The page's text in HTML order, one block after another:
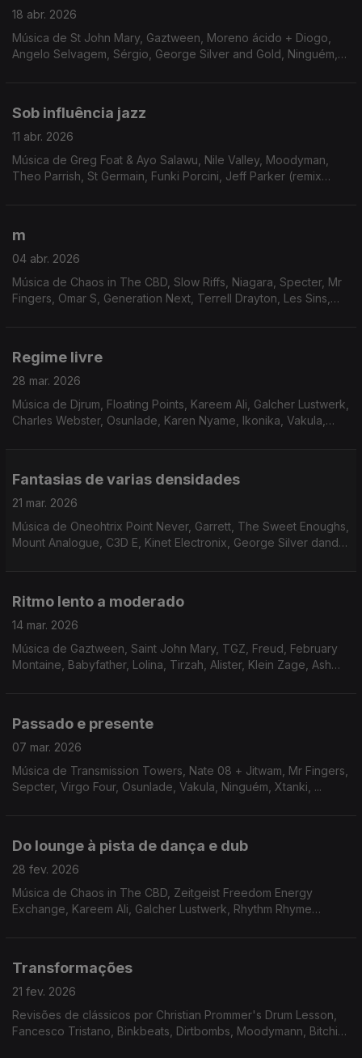
18 abr. 2026
Música de St John Mary, Gaztween, Moreno ácido + Diogo,
Angelo Selvagem, Sérgio, George Silver and Gold, Ninguém,
Sob influência jazz
11 abr. 2026
Música de Greg Foat & Ayo Salawu, Nile Valley, Moodyman,
Theo Parrish, St Germain, Funki Porcini, Jeff Parker (remix
m
04 abr. 2026
Música de Chaos in The CBD, Slow Riffs, Niagara, Specter, Mr
Fingers, Omar S, Generation Next, Terrell Drayton, Les Sins,
Regime livre
28 mar. 2026
Música de Djrum, Floating Points, Kareem Ali, Galcher Lustwerk,
Charles Webster, Osunlade, Karen Nyame, Ikonika, Vakula,
Fantasias de varias densidades
21 mar. 2026
Música de Oneohtrix Point Never, Garrett, The Sweet Enoughs,
Mount Analogue, C3D E, Kinet Electronix, George Silver dand
Ritmo lento a moderado
14 mar. 2026
Música de Gaztween, Saint John Mary, TGZ, Freud, February
Montaine, Babyfather, Lolina, Tirzah, Alister, Klein Zage, Ash
Passado e presente
07 mar. 2026
Música de Transmission Towers, Nate 08 + Jitwam, Mr Fingers,
Sepcter, Virgo Four, Osunlade, Vakula, Ninguém, Xtanki, ...
Do lounge à pista de dança e dub
28 fev. 2026
Música de Chaos in The CBD, Zeitgeist Freedom Energy
Exchange, Kareem Ali, Galcher Lustwerk, Rhythm Rhyme
Transformações
21 fev. 2026
Revisões de clássicos por Christian Prommer's Drum Lesson,
Fancesco Tristano, Binkbeats, Dirtbombs, Moodymann, Bitchin